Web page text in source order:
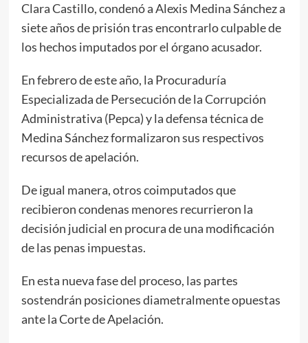
Clara Castillo, condenó a Alexis Medina Sánchez a
siete años de prisión tras encontrarlo culpable de
los hechos imputados por el órgano acusador.
En febrero de este año, la Procuraduría
Especializada de Persecución de la Corrupción
Administrativa (Pepca) y la defensa técnica de
Medina Sánchez formalizaron sus respectivos
recursos de apelación.
De igual manera, otros coimputados que
recibieron condenas menores recurrieron la
decisión judicial en procura de una modificación
de las penas impuestas.
En esta nueva fase del proceso, las partes
sostendrán posiciones diametralmente opuestas
ante la Corte de Apelación.